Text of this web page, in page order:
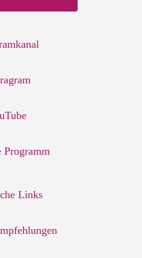
Links